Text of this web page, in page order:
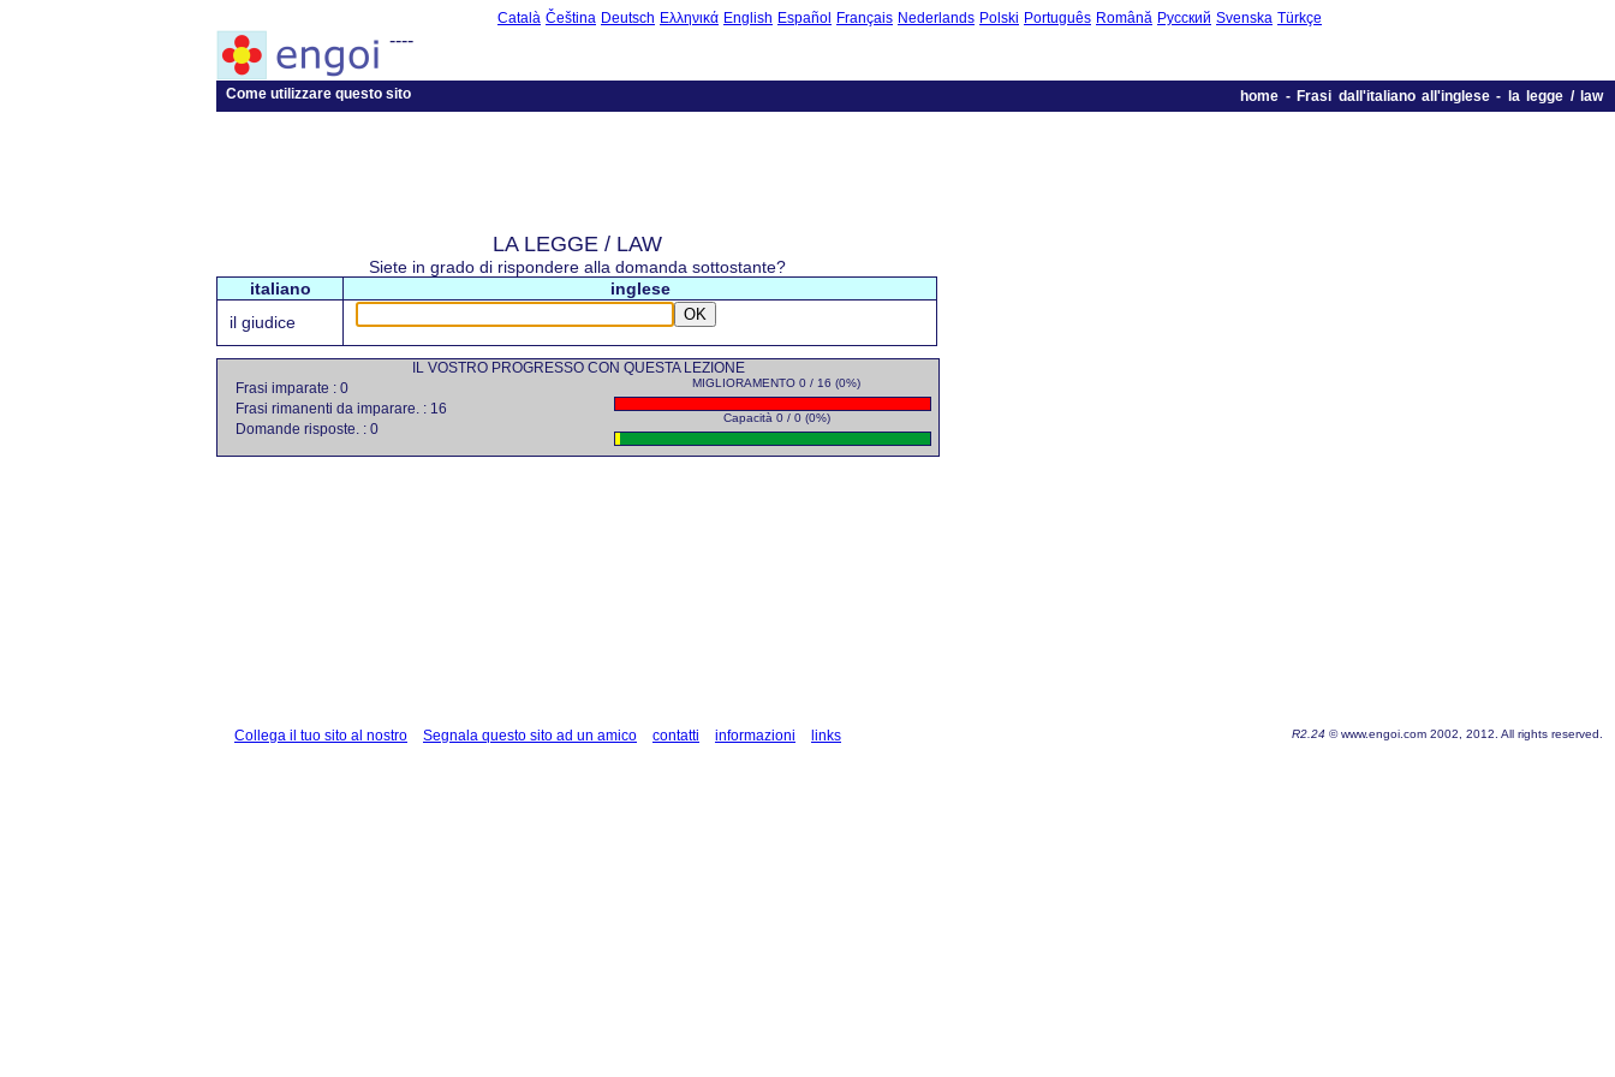
Català Čeština Deutsch Ελληνικά English Español Français Nederlands Polski Português Română Русский Svenska Türkçe
----
Come utilizzare questo sito home - Frasi dall'italiano all'inglese- la legge / law
LA LEGGE / LAW
Siete in grado di rispondere alla domanda sottostante?
italiano
inglese
il giudice
OK
IL VOSTRO PROGRESSO CON QUESTA LEZIONE
Frasi imparate : 0
Frasi rimanenti da imparare. : 16
Domande risposte. : 0
MIGLIORAMENTO 0 / 16 (0%)
Capacità 0 / 0 (0%)
Collega il tuo sito al nostro Segnala questo sito ad un amico contatti informazioni links R2.24 © www.engoi.com 2002, 2012. All rights reserved.